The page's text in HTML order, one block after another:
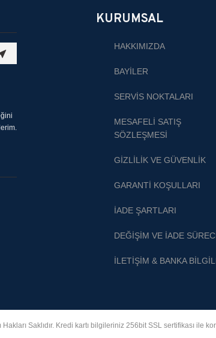
KURUMSAL
HAKKIMIZDA
BAYİLER
SERVİS NOKTALARI
MESAFELİ SATIŞ
SÖZLEŞMESİ
GİZLİLİK VE GÜVENLİK
GARANTİ KOŞULLARI
İADE ŞARTLARI
DEĞİŞİM VE İADE
İLETİŞİM & BANKA
Saklıdır. Kredi kartı bilgileriniz 256bit SSL sertifikası ile